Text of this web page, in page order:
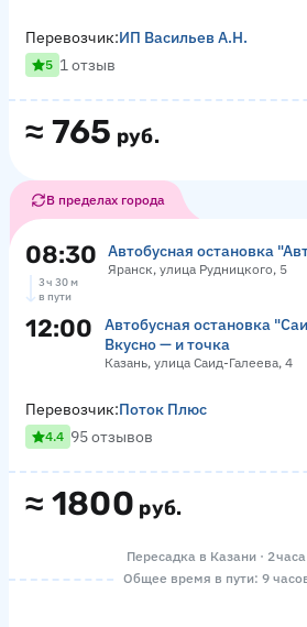
≈ 765 руб.
Перевозчик:ИП Васильев А.Н.
5 1 отзыв
В пределах города
08:30 Автобусная остановка
Яранск, улица Рудницкого, 5
3 ч 30 м
в пути
12:00
Автобусная остановка
Вкусно — и точка
Казань, улица Саид-Галеева, 4
≈ 1800 руб.
Перевозчик:Поток Плюс
4.4 95 отзывов
Пересадка в Казани · 2
Общее время в пути: 9